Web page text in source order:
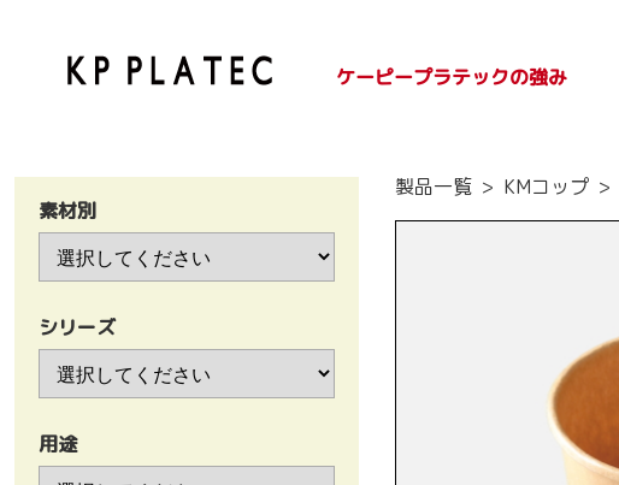
ケーピープラテックの強み
素材別
シリーズ
用途
製品一覧 KMコップ